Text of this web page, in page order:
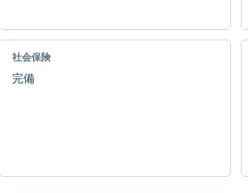
社会保険
完備